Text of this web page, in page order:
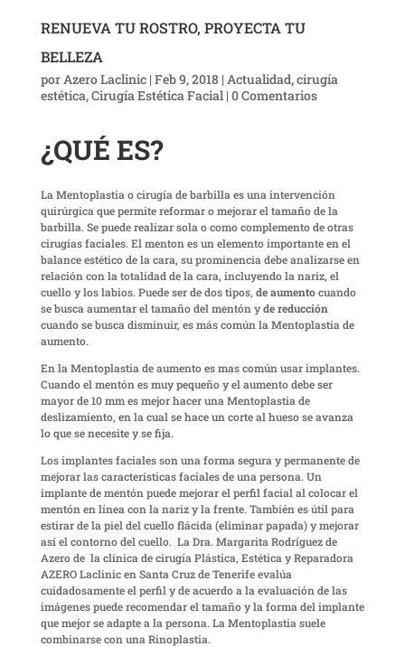
RENUEVA TU ROSTRO, PROYECTA TU
BELLEZA
porAzero Laclinic| Feb 9, 2018 | Actualidad,cirugía
estética,Cirugía Estética Facial| 0 Comentarios
¿QUÉ ES?
La Mentoplastia o cirugía de barbilla es una intervención
quirúrgica que permite reformar o mejorar el tamaño de la
barbilla. Se puede realizar sola o como complemento de otras
cirugías faciales. El menton es un elemento importante en el
balance estético de la cara, su prominencia debe analizarse en
relación con la totalidad de la cara, incluyendo la nariz, el
cuello y los labios. Puede ser de dos tipos, de aumentocuando
se busca aumentar el tamaño del mentón yde reducción
cuando se busca disminuir, es más común la Mentoplastia de
aumento.
En la Mentoplastia de aumento es mas común usar implantes.
Cuando el mentón es muy pequeño y el aumento debe ser
mayor de 10 mm es mejor hacer una Mentoplastia de
deslizamiento, en la cual se hace un corte al hueso se avanza
lo que se necesite y se fija.
Los implantes faciales son una forma segura y permanente de
mejorar las características faciales de una persona. Un
implante de mentón puede mejorar el perfil facial al colocar el
mentón en línea con la nariz y la frente. También es útil para
estirar de la piel del cuello flácida (eliminar papada) y mejorar
así el contorno del cuello. La Dra. Margarita Rodríguez de
Azero de la clínica de cirugía Plástica, Estética y Reparadora
AZERO Laclinic en Santa Cruz de Tenerife evalúa
cuidadosamente el perfil y de acuerdo a la evaluación de las
imágenes puede recomendar el tamaño y la forma del implante
que mejor se adapte a la persona. La Mentoplastia suele
combinarse con una Rinoplastia.